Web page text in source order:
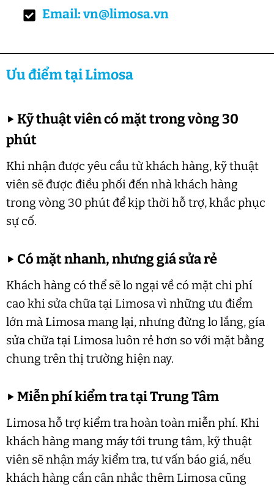
Email: vn@limosa.vn
Ưu điểm tại Limosa
▶Kỹ thuật viên có mặt trong vòng 30
phút
Khi nhận được yêu cầu từ khách hàng, kỹ thuật
viên sẽ được điều phối đến nhà khách hàng
trong vòng 30 phút để kịp thời hỗ trợ, khắc phục
sự cố.
▶ Có mặt nhanh, nhưng giá sửa rẻ
Khách hàng có thể sẽ lo ngại về có mặt chi phí
cao khi sửa chữa tại Limosa vì những ưu điểm
lớn mà Limosa mang lại, nhưng đừng lo lắng, gía
sửa chữa tại Limosa luôn rẻ hơn so với mặt bằng
chung trên thị trường hiện nay.
▶Miễn phí kiểm tra tại Trung Tâm
Limosa hỗ trợ kiểm tra hoàn toàn miễn phí. Khi
khách hàng mang máy tới trung tâm, kỹ thuật
viên sẽ nhận máy kiểm tra, tư vấn báo giá, nếu
khách hàng cần cân nhắc thêm Limosa cũng